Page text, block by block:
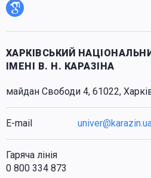
ХАРКІВСЬКИЙ
ІМЕНІ В. Н. КАРАЗІНА
майдан Свободи 4, 61022,
E-mail
Гаряча лінія
0 800 334 873